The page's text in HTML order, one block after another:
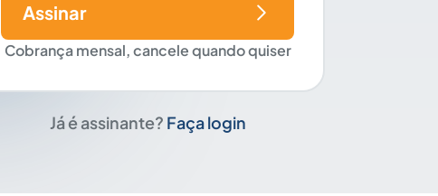
Cobrança mensal, cancele quando quiser
Assinar
Já é assinante? Faça login